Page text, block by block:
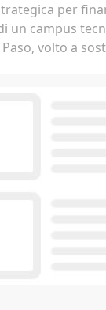
per
un campus
volto a